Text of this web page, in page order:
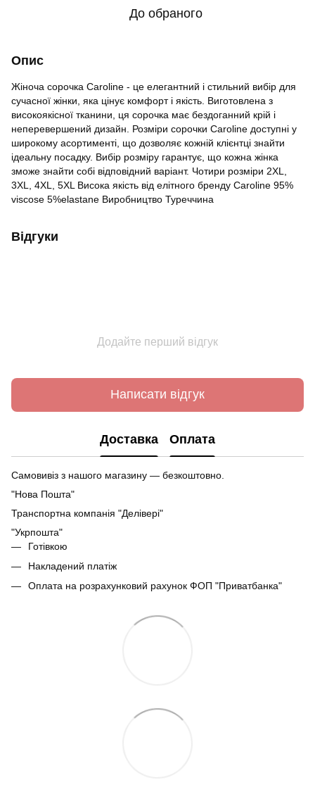
До обраного
Опис
Жіноча сорочка Caroline - це елегантний і стильний вибір для
сучасної жінки, яка цінує комфорт і якість. Виготовлена з
високоякісної тканини, ця сорочка має бездоганний крій і
неперевершений дизайн. Розміри сорочки Caroline доступні у
широкому асортименті, що дозволяє кожній клієнтці знайти
ідеальну посадку. Вибір розміру гарантує, що кожна жінка
зможе знайти собі відповідний варіант. Чотири розміри 2ХL,
3XL, 4XL, 5XL Висока якість від елітного бренду Caroline 95%
viscose 5%elastane Виробництво Туреччина
Відгуки
Додайте перший відгук
Написати відгук
Доставка Оплата
Самовивіз з нашого магазину — безкоштовно.
"Нова Пошта"
Транспортна компанія "Делівері"
"Укрпошта"
Готівкою
Накладений платіж
Оплата на розрахунковий рахунок ФОП "Приватбанка"